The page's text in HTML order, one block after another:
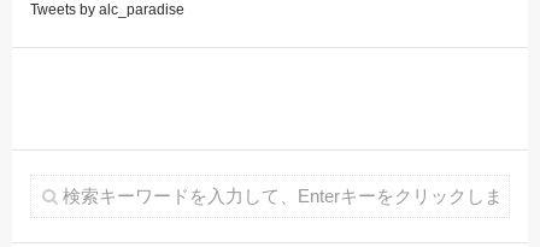
Tweets by alc_paradise